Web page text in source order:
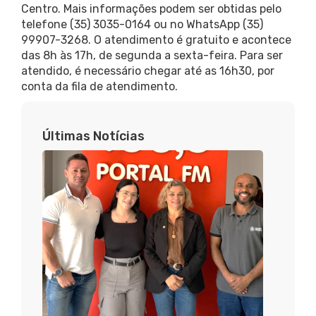
Centro. Mais informações podem ser obtidas pelo
telefone (35) 3035-0164 ou no WhatsApp (35)
99907-3268. O atendimento é gratuito e acontece
das 8h às 17h, de segunda a sexta-feira. Para ser
atendido, é necessário chegar até as 16h30, por
conta da fila de atendimento.
Últimas Notícias